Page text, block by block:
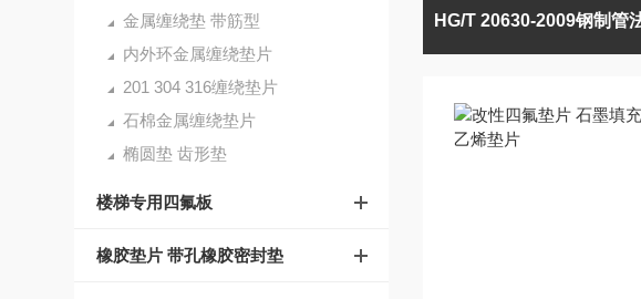
金属缠绕垫 带筋型
内外环金属缠绕垫片
201 304 316缠绕垫片
石棉金属缠绕垫片
椭圆垫 齿形垫
楼梯专用四氟板
橡胶垫片 带孔橡胶密封垫